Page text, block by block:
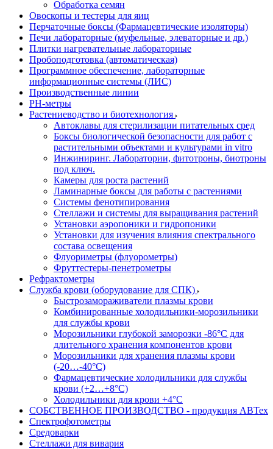
Обработка семян
Овоскопы и тестеры для яиц
Перчаточные боксы (Фармацевтические изоляторы)
Печи лабораторные (муфельные, элеваторные и др.)
Плитки нагревательные лабораторные
Пробоподготовка (автоматическая)
Программное обеспечение, лабораторные
информационные системы (ЛИС)
Производственные линии
РH-метры
Растениеводство и биотехнология
Автоклавы для стерилизации питательных сред
Боксы биологической безопасности для работ с
растительными объектами и культурами in vitro
Инжиниринг. Лаборатории, фитотроны, биотроны
под ключ.
Камеры для роста растений
Ламинарные боксы для работы с растениями
Системы фенотипирования
Стеллажи и системы для выращивания растений
Установки аэропоники и гидропоники
Установки для изучения влияния спектрального
состава освещения
Флуориметры (флуорометры)
Фруттестеры-пенетрометры
Рефрактометры
Служба крови (оборудование для СПК)
Быстрозамораживатели плазмы крови
Комбинированные холодильники-морозильники
для службы крови
Морозильники глубокой заморозки -86°С для
длительного хранения компонентов крови
Морозильники для хранения плазмы крови
(-20…-40°С)
Фармацевтические холодильники для службы
крови (+2…+8°С)
Холодильники для крови +4°С
СОБСТВЕННОЕ ПРОИЗВОДСТВО - продукция АВТех
Спектрофотометры
Средоварки
Стеллажи для вивария